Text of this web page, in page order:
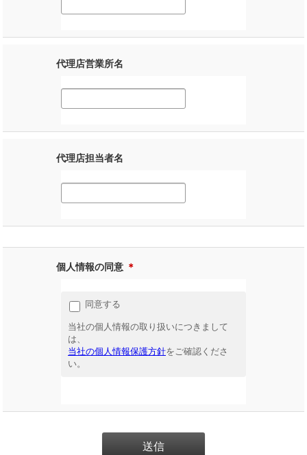
代理店営業所名
代理店担当者名
個人情報の同意 ＊
同意する
当社の個人情報の取り扱いにつきまして
は、
当社の個人情報保護方針をご確認くださ
い。